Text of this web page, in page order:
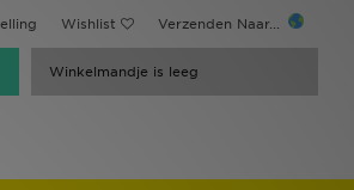
Wishlist Verzenden Naar...
Winkelmandje is leeg